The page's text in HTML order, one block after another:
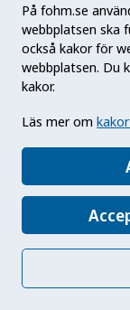
På fohm.se
webbplatsen ska
också kakor för
webbplatsen. Du
kakor.
Läs mer om
N
Neisseria
Neisseria